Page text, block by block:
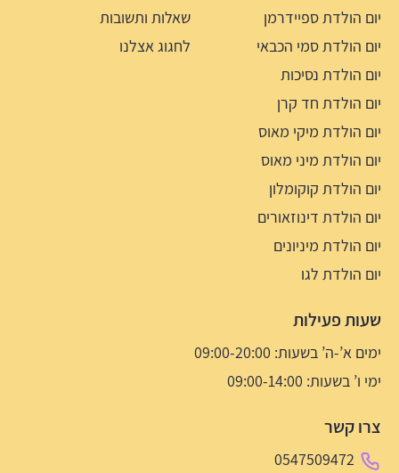
יום הולדת ספיידרמן
יום הולדת סמי הכבאי
יום הולדת נסיכות
יום הולדת חד קרן
יום הולדת מיקי מאוס
יום הולדת מיני מאוס
יום הולדת קוקומלון
יום הולדת דינוזאורים
יום הולדת מיניונים
יום הולדת לגו
שאלות ותשובות
לחגוג אצלנו
שעות פעילות
ימים א’-ה’ בשעות: 09:00-20:00
ימי ו’ בשעות: 09:00-14:00
צרו קשר
0547509472